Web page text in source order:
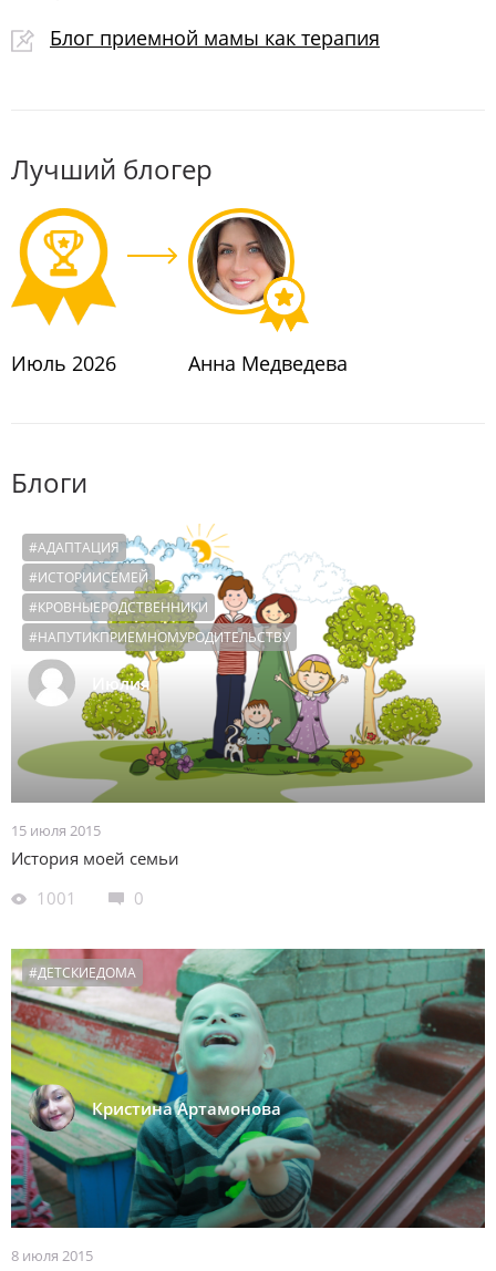
#ОБРАЗОВАНИЕ
#ЗДОРОВЬЕ
#ТЕСТДРАЙВПРИЕМНОГОРОДИТЕЛЬСТВА
#СЕМЬЯПЕРЕХОДНЫЙПЕРИОД
#МНОГОДЕТНЫЕ
Блог приемной мамы как терапия
Лучший блогер
Июль 2026 Анна Медведева
Блоги
Июлия
#АДАПТАЦИЯ
#ИСТОРИИСЕМЕЙ
#КРОВНЫЕРОДСТВЕННИКИ
#НАПУТИКПРИЕМНОМУРОДИТЕЛЬСТВУ
15 июля 2015
История моей семьи
1001
0
Кристина Артамонова
#ДЕТСКИЕДОМА
8 июля 2015